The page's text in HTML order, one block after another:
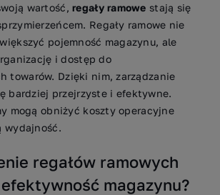
wartość,regały ramowe stają się
Regały ramowe nie
pojemność magazynu, ale
i dostęp do
towarów. Dzięki nim, zarządzanie
bardziej przejrzyste i efektywne.
mogą obniżyć koszty operacyjne
wydajność.
regałów ramowych
magazynu?